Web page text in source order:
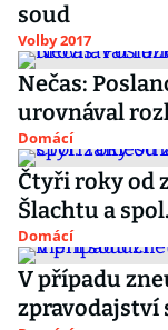
soud
Volby 2017
Nečas:
urovnával
Domácí
Čtyři roky od
Šlachtu a
Domácí
V případu
zpravodajství